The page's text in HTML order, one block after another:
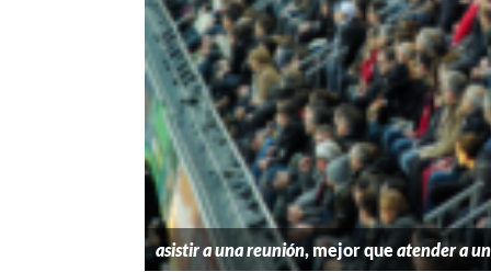
asistir a una reunión, mejor queatender a